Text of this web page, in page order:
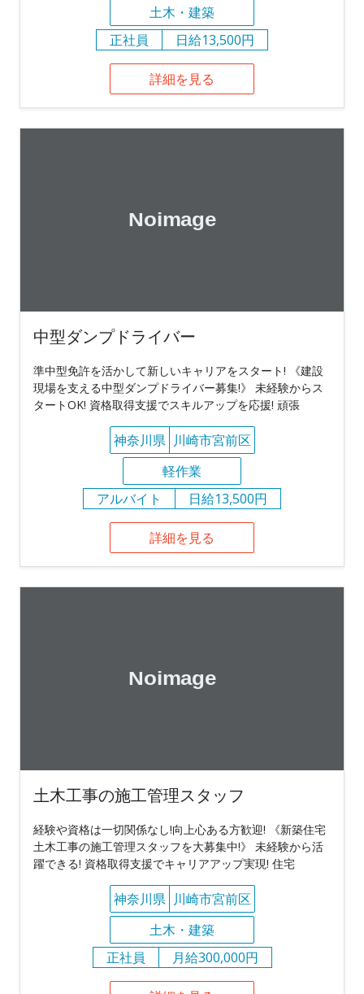
土木・建築
正社員
日給13,500円
詳細を見る
中型ダンプドライバー
準中型免許を活かして新しいキャリアをスタート! 《建設
現場を支える中型ダンプドライバー募集!》 未経験からス
タートOK! 資格取得支援でスキルアップを応援! 頑張
神奈川県 川崎市宮前区
軽作業
アルバイト
日給13,500円
詳細を見る
土木工事の施工管理スタッフ
経験や資格は一切関係なし!向上心ある方歓迎! 《新築住宅
土木工事の施工管理スタッフを大募集中!》 未経験から活
躍できる! 資格取得支援でキャリアアップ実現! 住宅
神奈川県 川崎市宮前区
土木・建築
正社員
月給300,000円